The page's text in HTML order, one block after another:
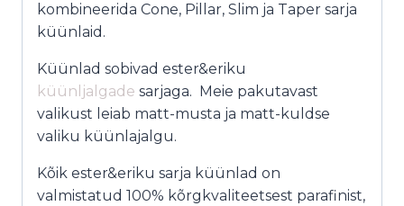
kombineerida Cone, Pillar, Slim ja Taper sarja
küünlaid.
Küünlad sobivad ester&eriku
küünljalgade sarjaga. Meie pakutavast
valikust leiab matt-musta ja matt-kuldse
valiku küünlajalgu.
Kõik ester&eriku sarja küünlad on
valmistatud 100% kõrgkvaliteetsest parafinist,